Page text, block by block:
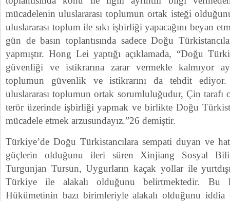
mücadelenin uluslararası toplumun ortak isteği
uluslararası toplum ile sıkı işbirliği yapacağını beyan
gün de basın toplantısında sadece Doğu
yapmıştır. Hong Lei yaptığı açıklamada, “Doğu
güvenliği ve istikrarına zarar vermekle kalmıyor
toplumun güvenlik ve istikrarını da tehdit
uluslararası toplumun ortak sorumluluğudur, Çin
terör üzerinde işbirliği yapmak ve birlikte Doğu
mücadele etmek arzusundayız.”26 demiştir.
Türkiye’de Doğu Türkistancılara sempati duyan ve
güçlerin olduğunu ileri süren Xinjiang Sosyal
Turgunjan Tursun, Uygurların kaçak yollar ile
Türkiye ile alakalı olduğunu belirtmektedir. Bu
Hükümetinin bazı birimleriyle alakalı olduğunu iddia